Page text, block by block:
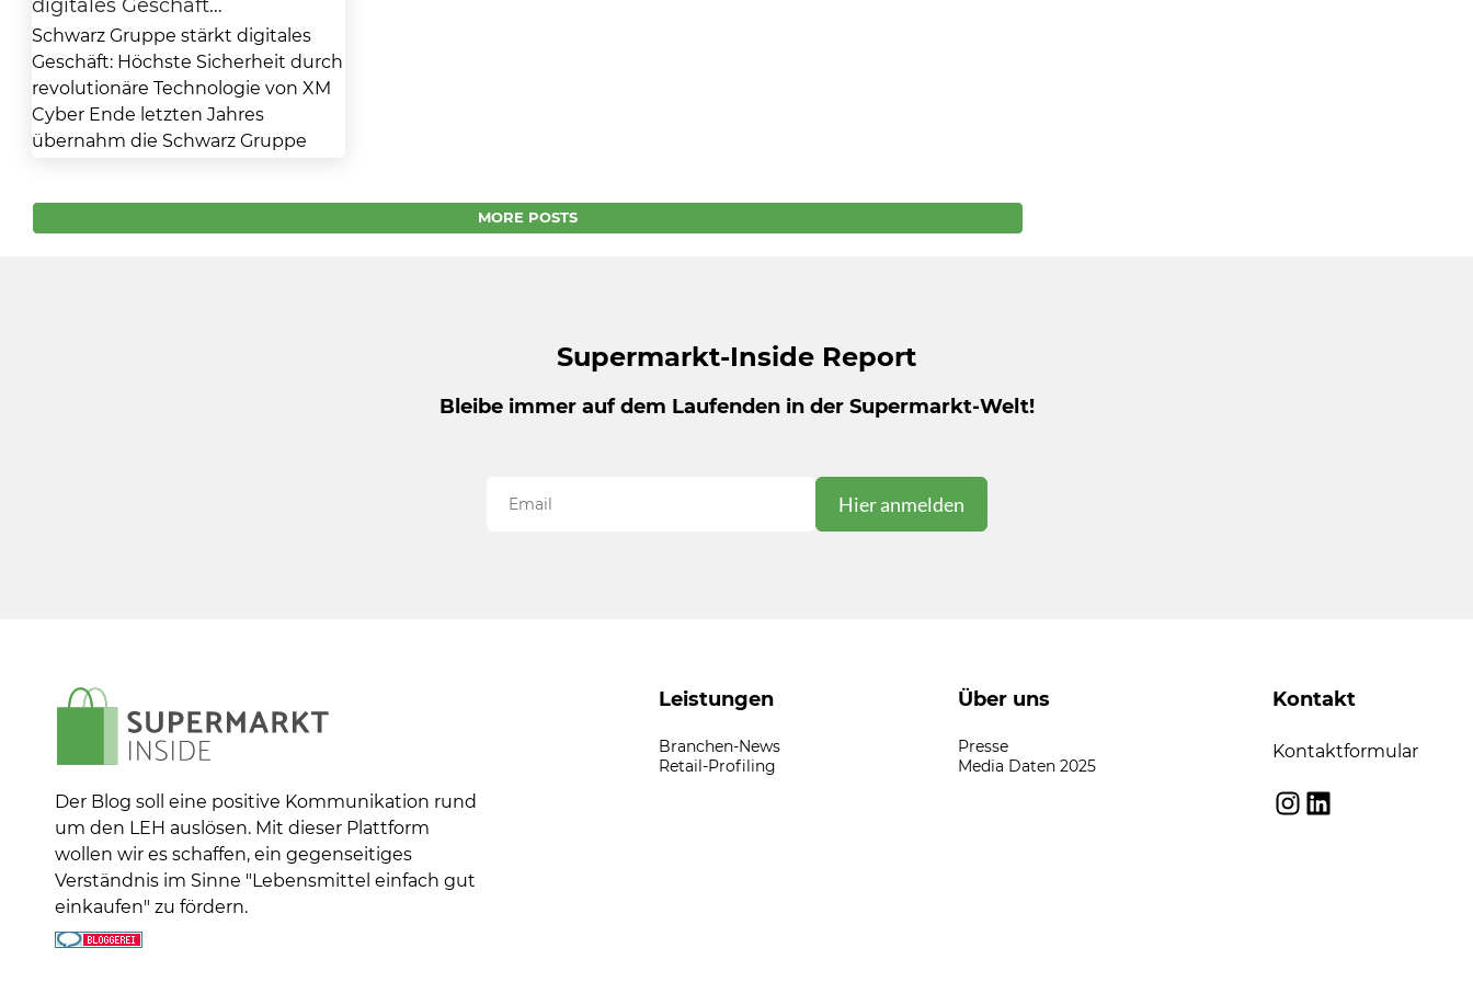
Schwarz Gruppe stärkt digitales
Geschäft: Höchste Sicherheit durch
revolutionäre Technologie von XM
Cyber Ende letzten Jahres
übernahm die Schwarz Gruppe
MORE POSTS
Supermarkt-Inside Report
Bleibe immer auf dem Laufenden in der Supermarkt-Welt!
Der Blog soll eine positive Kommunikation rund
um den LEH auslösen. Mit dieser Plattform
wollen wir es schaffen, ein gegenseitiges
Verständnis im Sinne "Lebensmittel einfach gut
einkaufen" zu fördern.
Leistungen
Branchen-News
Retail-Profiling
Über uns
Presse
Media Daten 2025
Kontakt
Kontaktformular
Instagram
LinkedIn